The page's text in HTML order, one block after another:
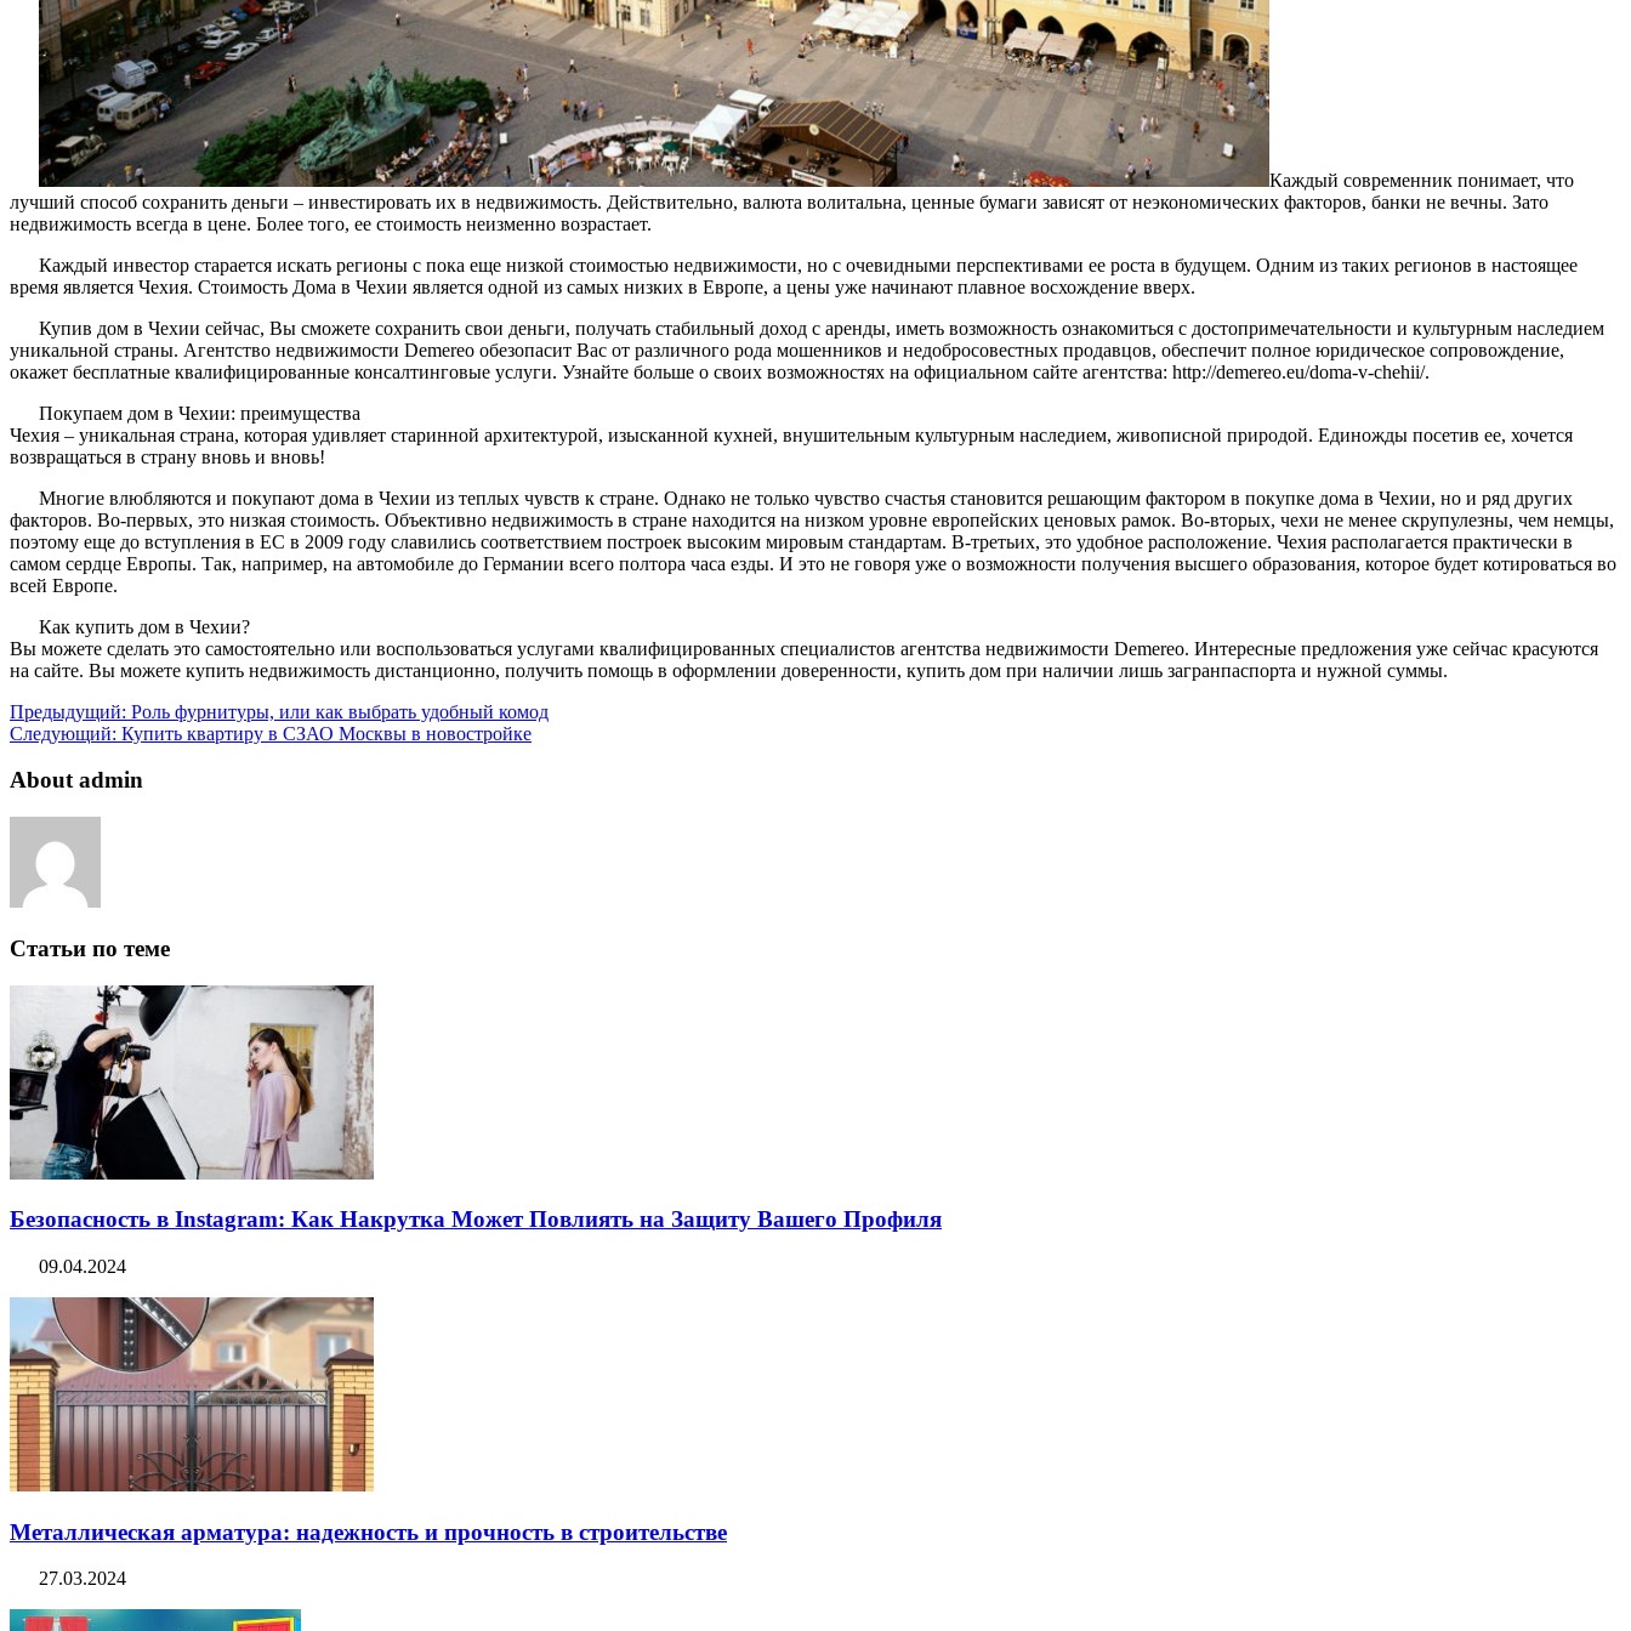
Каждый современник понимает, что
лучший способ сохранить деньги – инвестировать их в недвижимость. Действительно, валюта волитальна, ценные бумаги зависят от неэкономических факторов, банки не вечны. Зато
недвижимость всегда в цене. Более того, ее стоимость неизменно возрастает.
Каждый инвестор старается искать регионы с пока еще низкой стоимостью недвижимости, но с очевидными перспективами ее роста в будущем. Одним из таких регионов в настоящее
время является Чехия. Стоимость Дома в Чехии является одной из самых низких в Европе, а цены уже начинают плавное восхождение вверх.
Купив дом в Чехии сейчас, Вы сможете сохранить свои деньги, получать стабильный доход с аренды, иметь возможность ознакомиться с достопримечательности и культурным наследием
уникальной страны. Агентство недвижимости Demereo обезопасит Вас от различного рода мошенников и недобросовестных продавцов, обеспечит полное юридическое сопровождение,
окажет бесплатные квалифицированные консалтинговые услуги. Узнайте больше о своих возможностях на официальном сайте агентства: http://demereo.eu/doma-v-chehii/.
Покупаем дом в Чехии: преимущества
Чехия – уникальная страна, которая удивляет старинной архитектурой, изысканной кухней, внушительным культурным наследием, живописной природой. Единожды посетив ее, хочется
возвращаться в страну вновь и вновь!
Многие влюбляются и покупают дома в Чехии из теплых чувств к стране. Однако не только чувство счастья становится решающим фактором в покупке дома в Чехии, но и ряд других
факторов. Во-первых, это низкая стоимость. Объективно недвижимость в стране находится на низком уровне европейских ценовых рамок. Во-вторых, чехи не менее скрупулезны, чем немцы,
поэтому еще до вступления в ЕС в 2009 году славились соответствием построек высоким мировым стандартам. В-третьих, это удобное расположение. Чехия располагается практически в
самом сердце Европы. Так, например, на автомобиле до Германии всего полтора часа езды. И это не говоря уже о возможности получения высшего образования, которое будет котироваться во
всей Европе.
Как купить дом в Чехии?
Вы можете сделать это самостоятельно или воспользоваться услугами квалифицированных специалистов агентства недвижимости Demereo. Интересные предложения уже сейчас красуются
на сайте. Вы можете купить недвижимость дистанционно, получить помощь в оформлении доверенности, купить дом при наличии лишь загранпаспорта и нужной суммы.
Предыдущий: Роль фурнитуры, или как выбрать удобный комод
Следующий: Купить квартиру в СЗАО Москвы в новостройке
About admin
Статьи по теме
Безопасность в Instagram: Как Накрутка Может Повлиять на Защиту Вашего Профиля
09.04.2024
Металлическая арматура: надежность и прочность в строительстве
27.03.2024